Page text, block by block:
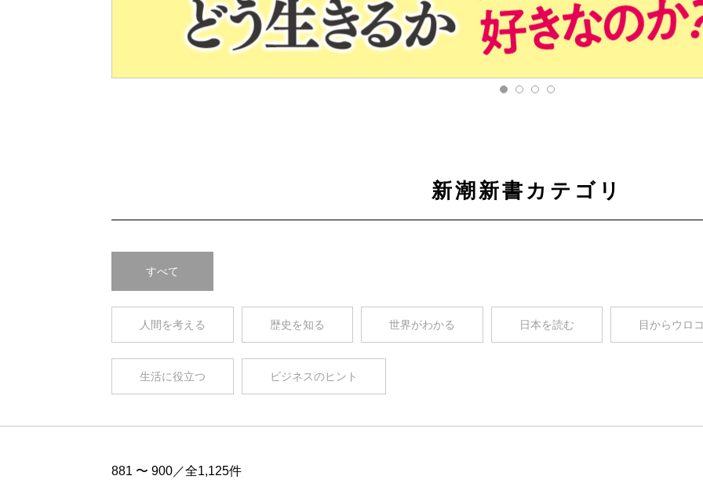
新潮新書カテゴリ
すべて
人間を考える 歴史を知る 世界がわかる 日本を読む 目からウロコ
生活に役立つ ビジネスのヒント
881 〜 900／全1,125件